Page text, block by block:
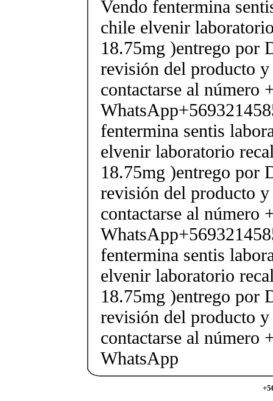
Vendo fentermina
chile elvenir
18.75mg )entrego por
revisión del producto
contactarse al número
fentermina sentis
elvenir laboratorio
18.75mg )entrego por
revisión del producto
contactarse al número
fentermina sentis
elvenir laboratorio
18.75mg )entrego por
revisión del producto
contactarse al número
WhatsApp